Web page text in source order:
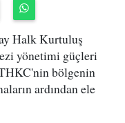
Halk Kurtuluş
yönetimi güçleri
THKC'nin bölgenin
ardından ele